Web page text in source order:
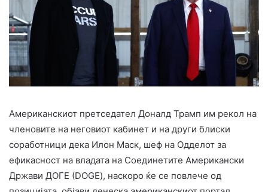
Американскиот претседател Доналд Трамп им рекол на
членовите на неговиот кабинет и на други блиски
соработници дека Илон Маск, шеф на Одделот за
ефикасност на владата на Соединетите Американски
Држави ДОГЕ (DOGE), наскоро ќе се повлече од